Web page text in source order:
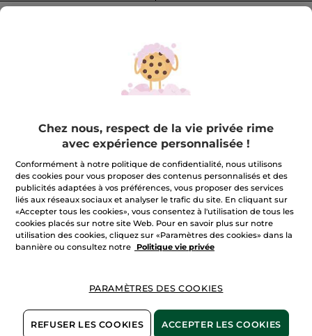
100%
actifs
végétaux
60 hectares de
champs biologiques
Voir plus
Chez nous, respect de la vie privée rime
avec expérience personnalisée !
Conformément à notre politique de confidentialité, nous utilisons
des cookies pour vous proposer des contenus personnalisés et des
publicités adaptées à vos préférences, vous proposer des services
liés aux réseaux sociaux et analyser le trafic du site. En cliquant sur
«Accepter tous les cookies», vous consentez à l'utilisation de tous les
cookies placés sur notre site Web. Pour en savoir plus sur notre
utilisation des cookies, cliquez sur «Paramètres des cookies» dans la
bannière ou consultez notre
Politique vie privée
PARAMÈTRES DES COOKIES
REFUSER LES COOKIES ACCEPTER LES COOKIES